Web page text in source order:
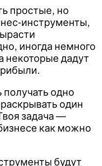
простые, но
инструменты,
иногда немного
некоторые дадут
одно
один
задача —
как можно
будут